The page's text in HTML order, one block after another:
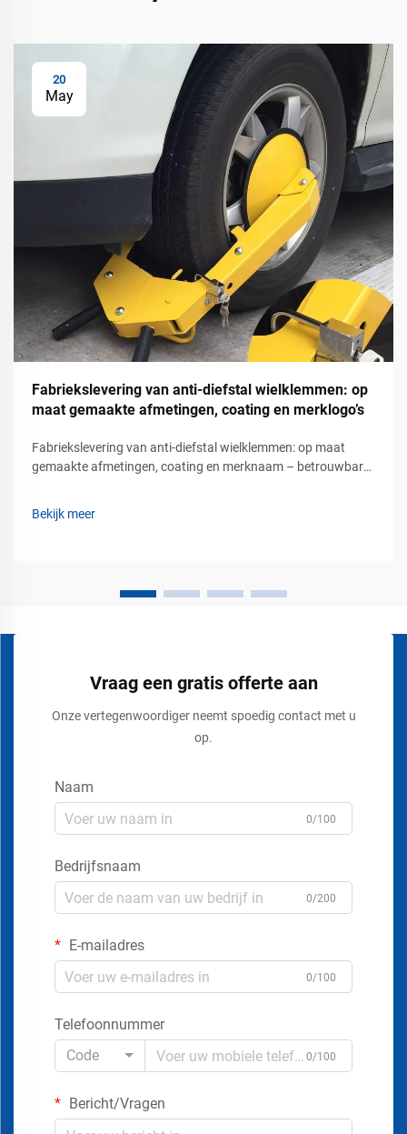
20
May
Fabriekslevering van anti-diefstal wielklemmen: op
maat gemaakte afmetingen, coating en merklogo’s
Fabriekslevering van anti-diefstal wielklemmen: op maat
gemaakte afmetingen, coating en merknaam – betrouwbare
geworden voor parkeerexploitanten, vastgoedbeheerders,
Bekijk meer
Vraag een gratis offerte aan
Onze vertegenwoordiger neemt spoedig contact met u
op.
Naam
0/100
Bedrijfsnaam
0/200
E-mailadres
0/100
Telefoonnummer
Code
0/100
Bericht/Vragen